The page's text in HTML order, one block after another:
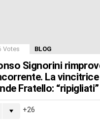
Votes BLOG
Signorini
La
Fratello: “ripigliati”
26